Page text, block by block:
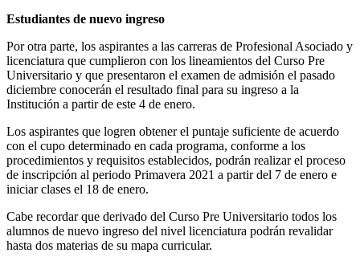
Estudiantes de nuevo ingreso
Por otra parte, los aspirantes a las carreras de Profesional Asociado y
licenciatura que cumplieron con los lineamientos del Curso Pre
Universitario y que presentaron el examen de admisión el pasado
diciembre conocerán el resultado final para su ingreso a la
Institución a partir de este 4 de enero.
Los aspirantes que logren obtener el puntaje suficiente de acuerdo
con el cupo determinado en cada programa, conforme a los
procedimientos y requisitos establecidos, podrán realizar el proceso
de inscripción al periodo Primavera 2021 a partir del 7 de enero e
iniciar clases el 18 de enero.
Cabe recordar que derivado del Curso Pre Universitario todos los
alumnos de nuevo ingreso del nivel licenciatura podrán revalidar
hasta dos materias de su mapa curricular.